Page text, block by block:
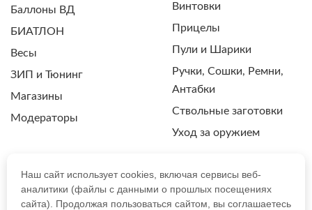
Баллоны ВД
БИАТЛОН
Весы
ЗИП и Тюнинг
Магазины
Модераторы
Винтовки
Прицелы
Пули и Шарики
Ручки, Сошки, Ремни,
Антабки
Ствольные заготовки
Уход за оружием
ПОЛИТИКА КОНФИДЕНЦИАЛЬНОСТИ
Наш сайт использует cookies, включая сервисы веб-
аналитики (файлы с данными о прошлых посещениях
сайта). Продолжая пользоваться сайтом, вы соглашаетесь